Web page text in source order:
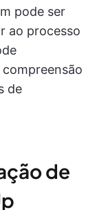
pode ser
ao processo
de
de